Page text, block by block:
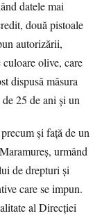
datele mai
două pistoale
autorizării,
olive, care
dispusă măsura
25 de ani și un
și față de un
urmând
de drepturi și
care se impun.
al Direcției